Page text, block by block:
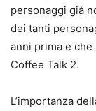
personaggi già
dei tanti
anni prima e che
Coffee Talk 2.
L’importanza